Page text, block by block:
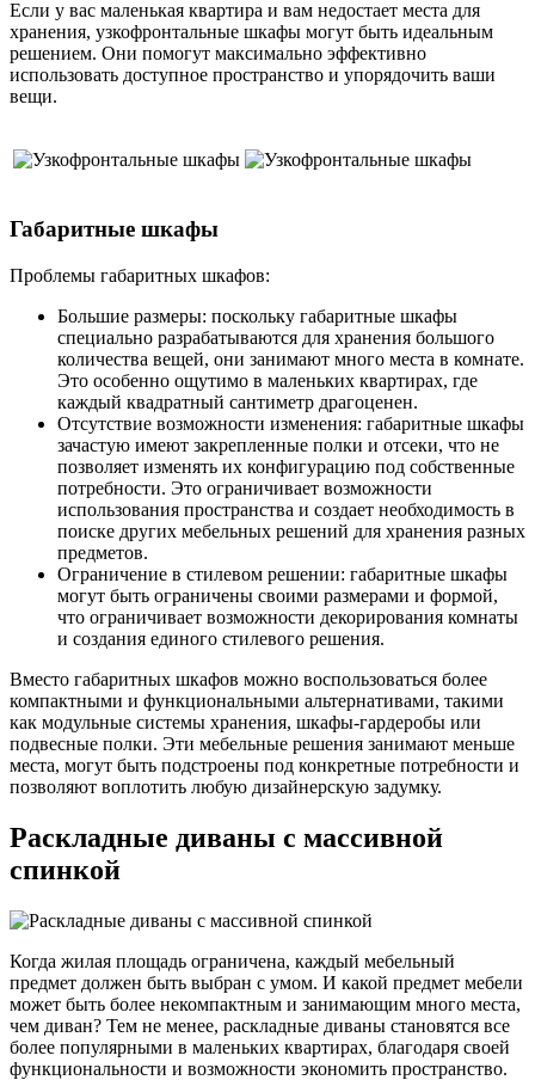
Если у вас маленькая квартира и вам недостает места для
хранения, узкофронтальные шкафы могут быть идеальным
решением. Они помогут максимально эффективно
использовать доступное пространство и упорядочить ваши
вещи.
Габаритные шкафы
Проблемы габаритных шкафов:
Большие размеры: поскольку габаритные шкафы
специально разрабатываются для хранения большого
количества вещей, они занимают много места в комнате.
Это особенно ощутимо в маленьких квартирах, где
каждый квадратный сантиметр драгоценен.
Отсутствие возможности изменения: габаритные шкафы
зачастую имеют закрепленные полки и отсеки, что не
позволяет изменять их конфигурацию под собственные
потребности. Это ограничивает возможности
использования пространства и создает необходимость в
поиске других мебельных решений для хранения разных
предметов.
Ограничение в стилевом решении: габаритные шкафы
могут быть ограничены своими размерами и формой,
что ограничивает возможности декорирования комнаты
и создания единого стилевого решения.
Вместо габаритных шкафов можно воспользоваться более
компактными и функциональными альтернативами, такими
как модульные системы хранения, шкафы-гардеробы или
подвесные полки. Эти мебельные решения занимают меньше
места, могут быть подстроены под конкретные потребности и
позволяют воплотить любую дизайнерскую задумку.
Раскладные диваны с массивной
спинкой
Когда жилая площадь ограничена, каждый мебельный
предмет должен быть выбран с умом. И какой предмет мебели
может быть более некомпактным и занимающим много места,
чем диван? Тем не менее, раскладные диваны становятся все
более популярными в маленьких квартирах, благодаря своей
функциональности и возможности экономить пространство.